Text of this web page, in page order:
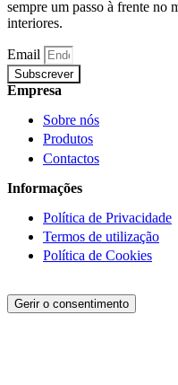
sempre um passo à frente no
interiores.
Email
Subscrever
Empresa
Sobre nós
Produtos
Contactos
Informações
Política de Privacidade
Termos de utilização
Política de Cookies
Gerir o consentimento